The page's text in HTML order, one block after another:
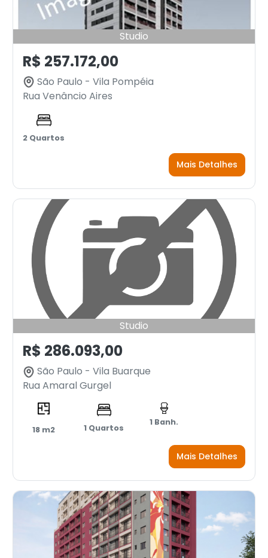
Studio
R$ 257.172,00
São Paulo - Vila Pompéia
Rua Venâncio Aires
2 Quartos
Mais Detalhes
Studio
R$ 286.093,00
São Paulo - Vila Buarque
Rua Amaral Gurgel
18 m2 1 Quartos
1 Banh.
Mais Detalhes